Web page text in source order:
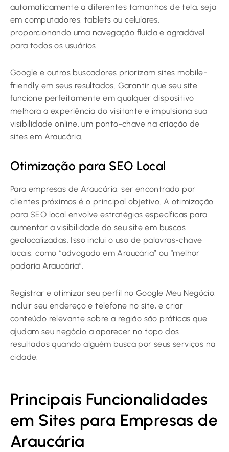
automaticamente a diferentes tamanhos de tela, seja
em computadores, tablets ou celulares,
proporcionando uma navegação fluida e agradável
para todos os usuários.
Google e outros buscadores priorizam sites mobile-
friendly em seus resultados. Garantir que seu site
funcione perfeitamente em qualquer dispositivo
melhora a experiência do visitante e impulsiona sua
visibilidade online, um ponto-chave na criação de
sites em Araucária.
Otimização para SEO Local
Para empresas de Araucária, ser encontrado por
clientes próximos é o principal objetivo. A otimização
para SEO local envolve estratégias específicas para
aumentar a visibilidade do seu site em buscas
geolocalizadas. Isso inclui o uso de palavras-chave
locais, como “advogado em Araucária” ou “melhor
padaria Araucária”.
Registrar e otimizar seu perfil no Google Meu Negócio,
incluir seu endereço e telefone no site, e criar
conteúdo relevante sobre a região são práticas que
ajudam seu negócio a aparecer no topo dos
resultados quando alguém busca por seus serviços na
cidade.
Principais Funcionalidades
em Sites para Empresas de
Araucária